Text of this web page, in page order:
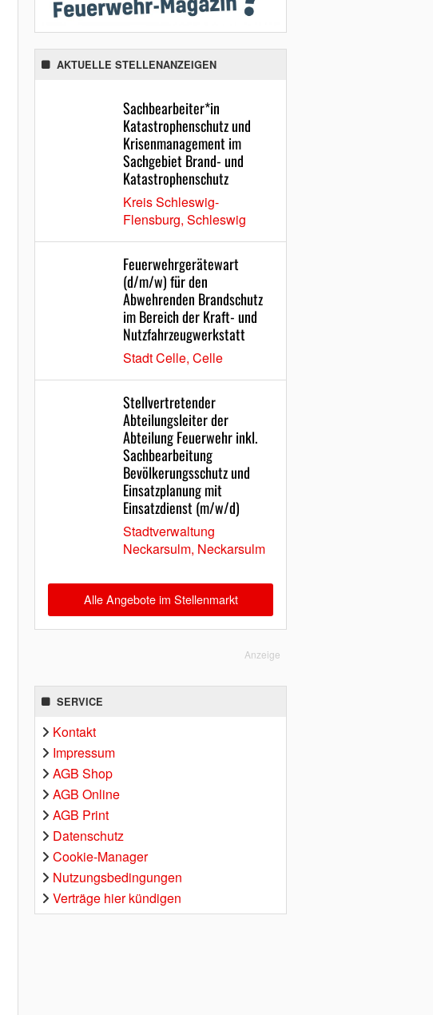
AKTUELLE STELLENANZEIGEN
Sachbearbeiter*in
Katastrophenschutz und
Krisenmanagement im
Sachgebiet Brand- und
Katastrophenschutz
Kreis Schleswig-
Flensburg, Schleswig
Feuerwehrgerätewart
(d/m/w) für den
Abwehrenden Brandschutz
im Bereich der Kraft- und
Nutzfahrzeugwerkstatt
Stadt Celle, Celle
Stellvertretender
Abteilungsleiter der
Abteilung Feuerwehr inkl.
Sachbearbeitung
Bevölkerungsschutz und
Einsatzplanung mit
Einsatzdienst (m/w/d)
Stadtverwaltung
Neckarsulm, Neckarsulm
Alle Angebote im Stellenmarkt
Anzeige
SERVICE
Kontakt
Impressum
AGB Shop
AGB Online
AGB Print
Datenschutz
Cookie-Manager
Nutzungsbedingungen
Verträge hier kündigen